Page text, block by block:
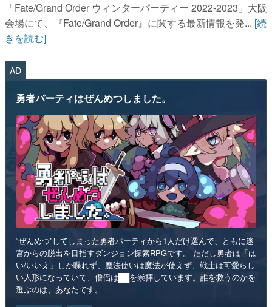
「Fate/Grand Order ウィンターパーティー 2022-2023」大阪
会場にて、『Fate/Grand Order』に関する最新情報を発... [続
きを読む]
AD
勇者パーティはぜんめつしました。
“ぜんめつ”してしまった勇者パーティから1人だけ選んで、ともに迷
宮からの脱出を目指すダンジョン探索RPGです。 ただし勇者は「は
い/いいえ」しか喋れず、魔法使いは魔法が使えず、戦士は可愛らし
い人形になっていて、僧侶は██を崇拝しています。誰を救うのかを
選ぶのは、あなたです。